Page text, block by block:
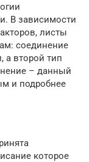
В зависимости
листы
соединение
а второй тип
– данный
и подробнее
которое